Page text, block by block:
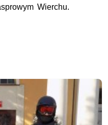
Wierchu.